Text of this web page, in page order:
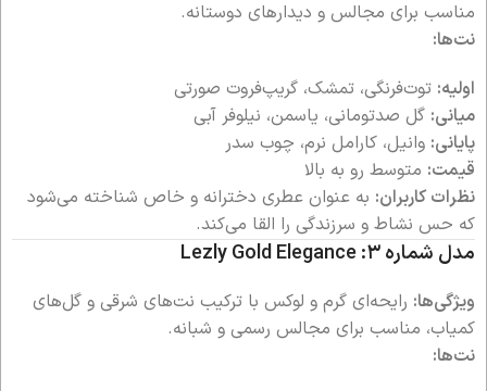
مناسب برای مجالس و دیدارهای دوستانه.
نت‌ها:
اولیه: توت‌فرنگی، تمشک، گریپ‌فروت صورتی
میانی: گل صدتومانی، یاسمن، نیلوفر آبی
پایانی: وانیل، کارامل نرم، چوب سدر
قیمت: متوسط رو به بالا
نظرات کاربران: به عنوان عطری دخترانه و خاص شناخته می‌شود
که حس نشاط و سرزندگی را القا می‌کند.
مدل شماره ۳: Lezly Gold Elegance
ویژگی‌ها: رایحه‌ای گرم و لوکس با ترکیب نت‌های شرقی و گل‌های
کمیاب، مناسب برای مجالس رسمی و شبانه.
نت‌ها: